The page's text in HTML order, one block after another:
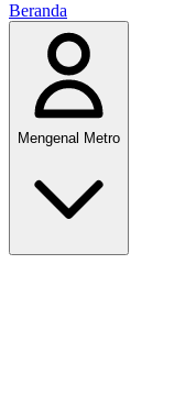
Beranda
Mengenal Metro